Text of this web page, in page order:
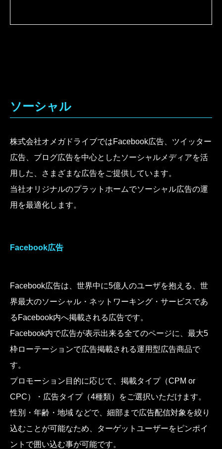
ソーシャル
株式会社オメガドライブではFacebook広告、ツイッター
広告、ブログ広告を中心としたソーシャルメディアを活
用した、さまざまな広告をご提供しています。
当社オリジナルのプラットホームでソーシャル広告の運
用を最適化します。
Facebook広告
Facebook広告は、世界中に5億人のユーザを抱える、世
界最大のソーシャル・ネットワーキング・サービスであ
るFacebook内へ掲載される広告です。
Facebook内で広告が表示出来る全てのページに、最大5
枠ローテーションで広告掲載される運用型広告商品で
す。
プロモーション目的に応じて、掲載タイプ（CPM or
CPC）・広告タイプ（4種類）をご選択いただけます。
性別・年齢・地域 などで、細部まで広告配信対象を絞り
込むことが可能なため、ターゲットユーザーをピンポイ
ントで囲い込む事が可能です。